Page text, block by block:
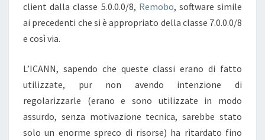
client dalla classe 5.0.0.0/8, Remobo, software simile
ai precedenti che si è appropriato della classe 7.0.0.0/8
e così via.
L’ICANN, sapendo che queste classi erano di fatto
utilizzate, pur non avendo intenzione di
regolarizzarle (erano e sono utilizzate in modo
assurdo, senza motivazione tecnica, sarebbe stato
solo un enorme spreco di risorse) ha ritardato fino